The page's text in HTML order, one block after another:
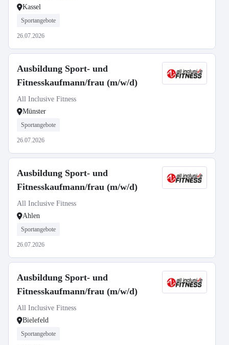
Kassel
Sportangebote
26.07.2026
Ausbildung Sport- und
Fitnesskaufmann/frau (m/w/d)
All Inclusive Fitness
Münster
Sportangebote
26.07.2026
Ausbildung Sport- und
Fitnesskaufmann/frau (m/w/d)
All Inclusive Fitness
Ahlen
Sportangebote
26.07.2026
Ausbildung Sport- und
Fitnesskaufmann/frau (m/w/d)
All Inclusive Fitness
Bielefeld
Sportangebote